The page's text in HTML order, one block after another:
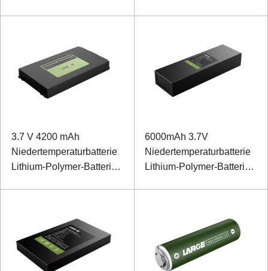
Umgebungsbedingungen
3.7 V 4200 mAh
Niedertemperaturbatterie
Lithium-Polymer-Batterie
6000mAh 3.7V
Niedertemperaturbatterie
Lithium-Polymer-Batterie